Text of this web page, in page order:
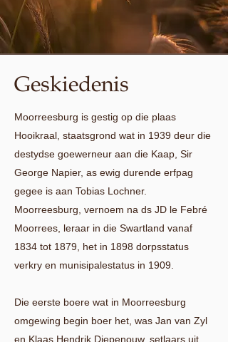
Geskiedenis
Moorreesburg is gestig op die plaas
Hooikraal, staatsgrond wat in 1939 deur die
destydse goewerneur aan die Kaap, Sir
George Napier, as ewig durende erfpag
gegee is aan Tobias Lochner.
Moorreesburg, vernoem na ds JD le Febré
Moorrees, leraar in die Swartland vanaf
1834 tot 1879, het in 1898 dorpsstatus
verkry en munisipalestatus in 1909.
Die eerste boere wat in Moorreesburg
omgewing begin boer het, was Jan van Zyl
en Klaas Hendrik Diepenouw, setlaars uit